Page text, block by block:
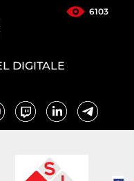
6103
DIGITALE